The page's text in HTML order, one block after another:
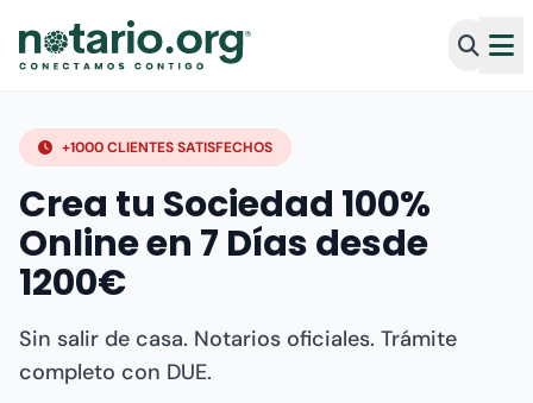
+1000 CLIENTES SATISFECHOS
Crea tu Sociedad 100%
Online en 7 Días desde
1200€
Sin salir de casa. Notarios oficiales. Trámite
completo con DUE.